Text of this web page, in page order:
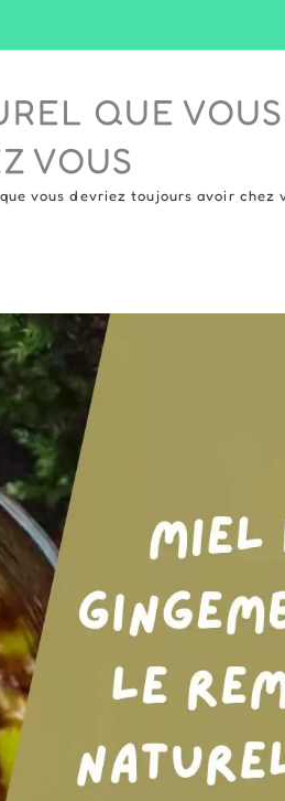
QUE
VOUS
vous devriez toujours avoir chez